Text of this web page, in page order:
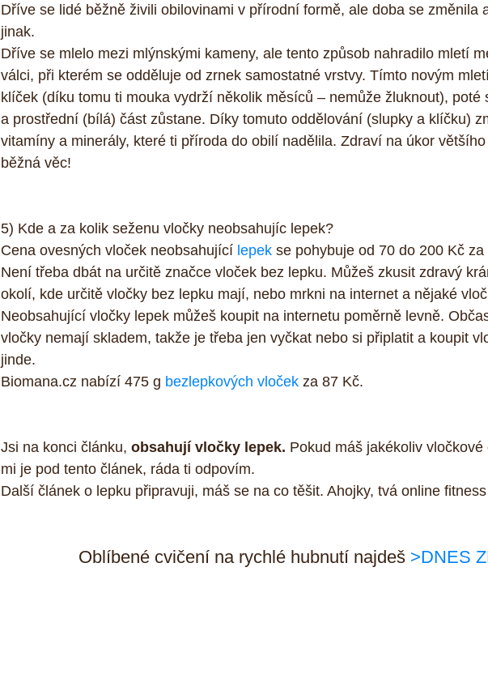
Dříve se lidé běžně živili obilovinami v přírodní formě, ale doba se změnila
jinak.
Dříve se mlelo mezi mlýnskými kameny, ale tento způsob nahradilo mletí
válci, při kterém se odděluje od zrnek samostatné vrstvy. Tímto novým
klíček (díku tomu ti mouka vydrží několik měsíců – nemůže žluknout), poté
a prostřední (bílá) část zůstane. Díky tomuto oddělování (slupky a klíčku)
vitamíny a minerály, které ti příroda do obilí nadělila. Zdraví na úkor
běžná věc!
5) Kde a za kolik seženu vločky neobsahujíc lepek?
Cena ovesných vloček neobsahující lepek se pohybuje od 70 do 200 Kč za
Není třeba dbát na určitě značce vloček bez lepku. Můžeš zkusit zdravý
okolí, kde určitě vločky bez lepku mají, nebo mrkni na internet a nějaké
Neobsahující vločky lepek můžeš koupit na internetu poměrně levně.
vločky nemají skladem, takže je třeba jen vyčkat nebo si připlatit a koupit
jinde.
Biomana.cz nabízí 475 g bezlepkových vloček za 87 Kč.
Jsi na konci článku, obsahují vločky lepek. Pokud máš jakékoliv
mi je pod tento článek, ráda ti odpovím.
Další článek o lepku připravuji, máš se na co těšit. Ahojky, tvá online
Oblíbené cvičení na rychlé hubnutí najdeš >DNES